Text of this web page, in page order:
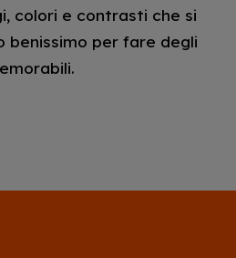
colori e contrasti che si
benissimo per fare degli